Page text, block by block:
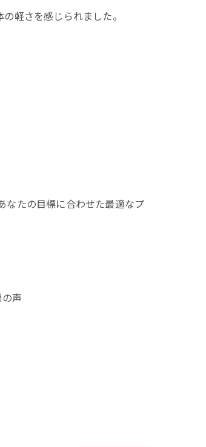
軽さを感じられました。
なたの目標に合わせた最適なプ
声